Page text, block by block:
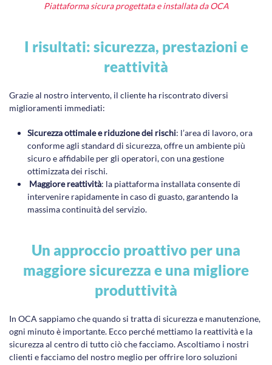
Piattaforma sicura progettata e installata da OCA
I risultati: sicurezza, prestazioni e
reattività
Grazie al nostro intervento, il cliente ha riscontrato diversi
miglioramenti immediati:
Sicurezza ottimale e riduzione dei rischi: l’area di lavoro, ora
conforme agli standard di sicurezza, offre un ambiente più
sicuro e affidabile per gli operatori, con una gestione
ottimizzata dei rischi.
Maggiore reattività: la piattaforma installata consente di
intervenire rapidamente in caso di guasto, garantendo la
massima continuità del servizio.
Un approccio proattivo per una
maggiore sicurezza e una migliore
produttività
In OCA sappiamo che quando si tratta di sicurezza e manutenzione,
ogni minuto è importante. Ecco perché mettiamo la reattività e la
sicurezza al centro di tutto ciò che facciamo. Ascoltiamo i nostri
clienti e facciamo del nostro meglio per offrire loro soluzioni